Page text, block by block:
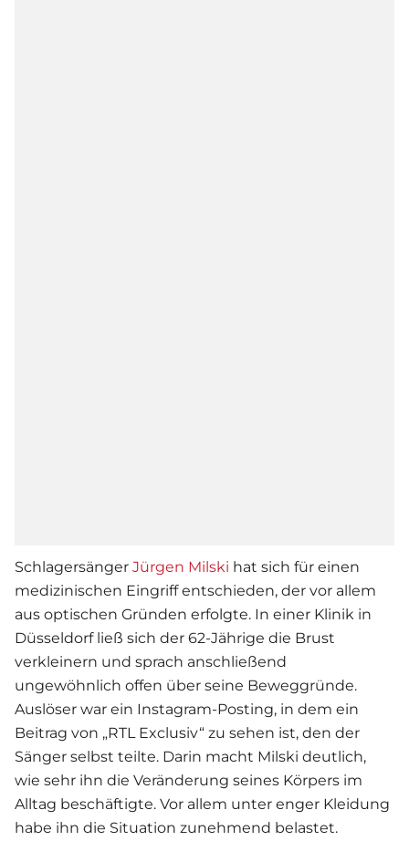
Schlagersänger Jürgen Milski hat sich für einen
medizinischen Eingriff entschieden, der vor allem
aus optischen Gründen erfolgte. In einer Klinik in
Düsseldorf ließ sich der 62-Jährige die Brust
verkleinern und sprach anschließend
ungewöhnlich offen über seine Beweggründe.
Auslöser war ein Instagram-Posting, in dem ein
Beitrag von „RTL Exclusiv“ zu sehen ist, den der
Sänger selbst teilte. Darin macht Milski deutlich,
wie sehr ihn die Veränderung seines Körpers im
Alltag beschäftigte. Vor allem unter enger Kleidung
habe ihn die Situation zunehmend belastet.